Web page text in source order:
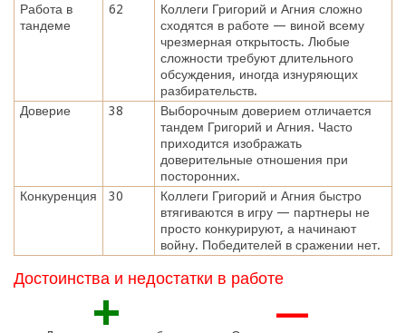
Работа в
тандеме
62
Коллеги Григорий и Агния сложно
сходятся в работе — виной всему
чрезмерная открытость. Любые
сложности требуют длительного
обсуждения, иногда изнуряющих
разбирательств.
Доверие
38
Выборочным доверием отличается
тандем Григорий и Агния. Часто
приходится изображать
доверительные отношения при
посторонних.
Конкуренция
30
Коллеги Григорий и Агния быстро
втягиваются в игру — партнеры не
просто конкурируют, а начинают
войну. Победителей в сражении нет.
Достоинства и недостатки в работе
+ —